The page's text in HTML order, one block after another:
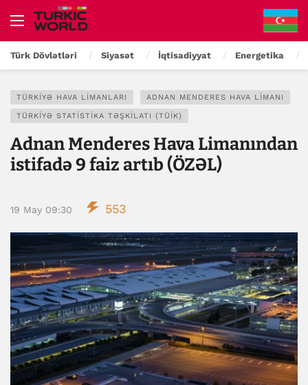
Türk Dövlətləri Siyasət İqtisadiyyat Energetika
TÜRKIYƏ HAVA LIMANLARI ADNAN MENDERES HAVA LIMANI
TÜRKIYƏ STATISTIKA TƏŞKILATI (TÜİK)
Adnan Menderes Hava Limanından
istifadə 9 faiz artıb (ÖZƏL)
19 May 09:30 553